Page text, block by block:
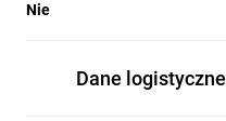
Nie
Dane logistyczne